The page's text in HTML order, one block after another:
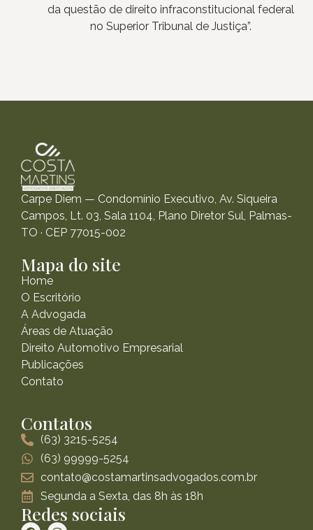
da questão de direito infraconstitucional federal
no Superior Tribunal de Justiça”.
Carpe Diem — Condomínio Executivo, Av. Siqueira
Campos, Lt. 03, Sala 1104, Plano Diretor Sul, Palmas-
TO · CEP 77015-002
Mapa do site
Home
O Escritório
A Advogada
Áreas de Atuação
Direito Automotivo Empresarial
Publicações
Contato
Contatos
(63) 3215-5254
(63) 99999-5254
contato@costamartinsadvogados.com.br
Segunda a Sexta, das 8h às 18h
Redes sociais